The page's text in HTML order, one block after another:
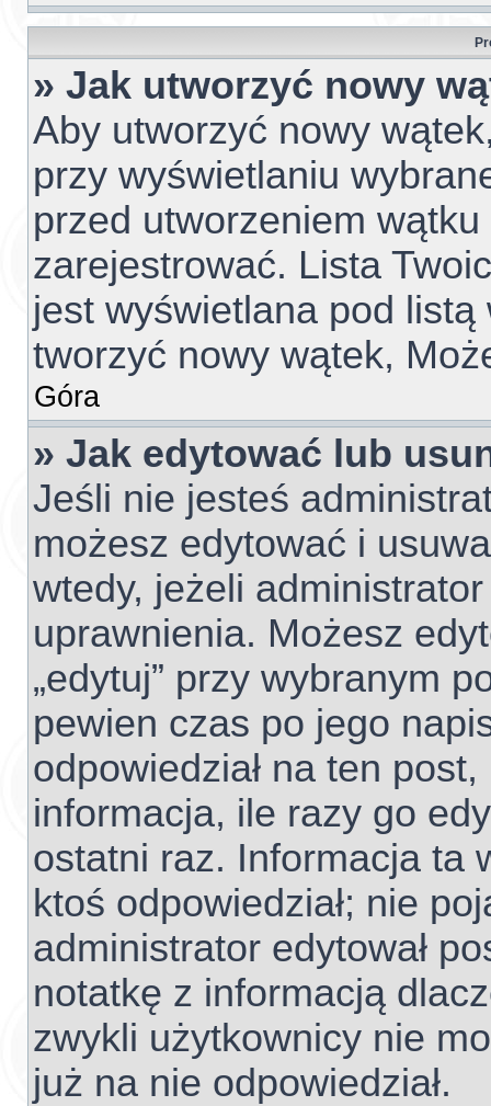
» Jak utworzyć nowy
Aby utworzyć nowy
przy wyświetlaniu
przed utworzeniem wątku
zarejestrować. Lista
jest wyświetlana pod listą
tworzyć nowy wątek,
Góra
» Jak edytować lub
Jeśli nie jesteś
możesz edytować i
wtedy, jeżeli
uprawnienia. Możesz
„edytuj” przy wybranym
pewien czas po jego
odpowiedział na ten
informacja, ile razy go
ostatni raz. Informacja ta
ktoś odpowiedział; nie
administrator edytował
notatkę z informacją
zwykli użytkownicy nie
już na nie odpowiedział.